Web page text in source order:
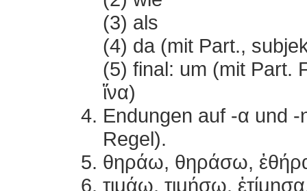
(3) als
(4) da (mit Part.,
(5) final: um (mit Part.
ἵνα)
Endungen auf -α und -
Regel).
θηράω, θηράσω,
τιμάω, τιμήσω,